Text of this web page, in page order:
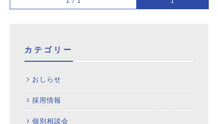
カテゴリー
おしらせ
採用情報
個別相談会